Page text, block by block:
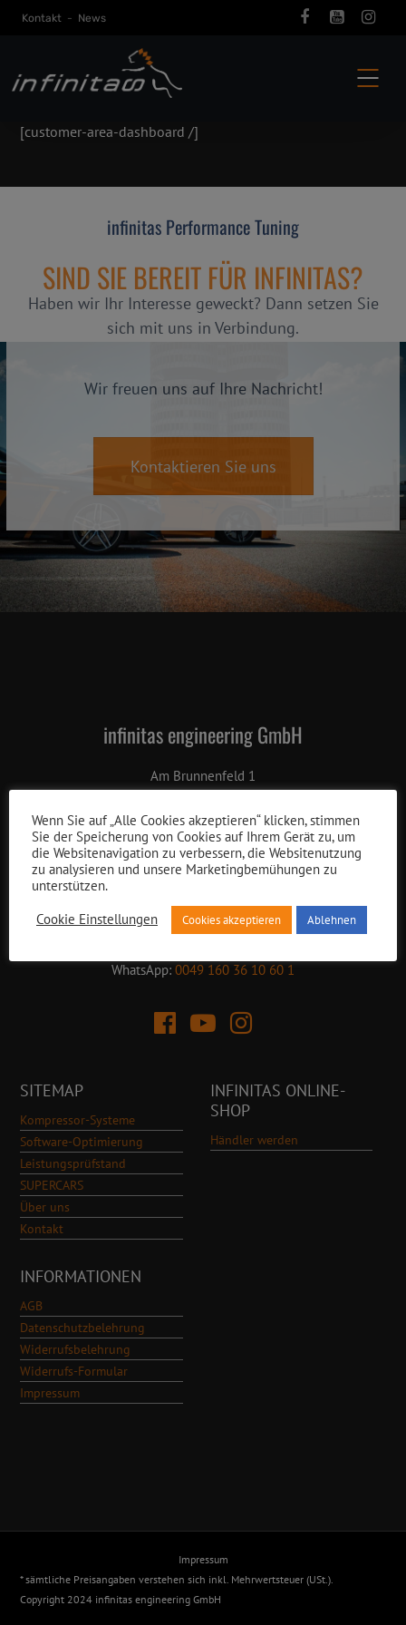
Kontakt - News
[customer-area-dashboard /]
infinitas Performance Tuning
SIND SIE BEREIT FÜR INFINITAS?
Haben wir Ihr Interesse geweckt? Dann setzen Sie
sich mit uns in Verbindung.
Wir freuen uns auf Ihre Nachricht!
Kontaktieren Sie uns
infinitas engineering GmbH
Am Brunnenfeld 1
86565 Gachenbach
Mo – Fr 08:00 – 12:00 Uhr
Mo – Do 13:00 – 17:30 Uhr
Fr 13:00 – 15:00 Uhr
Tel.: 0049 (0) 82 52 / 90 986-0
E-Mail:info@infinitas-automotive.com
WhatsApp: 0049 160 36 10 60 1
SITEMAP
Kompressor-Systeme
Software-Optimierung
Leistungsprüfstand
SUPERCARS
Über uns
Kontakt
INFINITAS ONLINE-
SHOP
Händler werden
INFORMATIONEN
AGB
Datenschutzbelehrung
Widerrufsbelehrung
Widerrufs-Formular
Impressum
Impressum
* sämtliche Preisangaben verstehen sich inkl. Mehrwertsteuer (USt.).
Copyright 2024 infinitas engineering GmbH
Wenn Sie auf „Alle Cookies akzeptieren“ klicken, stimmen
Sie der Speicherung von Cookies auf Ihrem Gerät zu, um
die Websitenavigation zu verbessern, die Websitenutzung
zu analysieren und unsere Marketingbemühungen zu
unterstützen.
Cookie Einstellungen
Cookies akzeptieren Ablehnen